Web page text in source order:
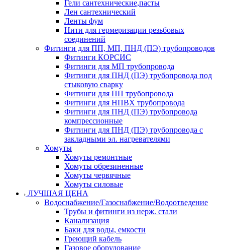
Гели сантехнические,пасты
Лен сантехнический
Ленты фум
Нити для гермеризации резьбовых
соединений
Фитинги для ПП, МП, ПНД (ПЭ) трубопроводов
Фитинги КОРСИС
Фитинги для МП трубопровода
Фитинги для ПНД (ПЭ) трубопровода под
стыковую сварку
Фитинги для ПП трубопровода
Фитинги для НПВХ трубопровода
Фитинги для ПНД (ПЭ) трубопровода
компрессионные
Фитинги для ПНД (ПЭ) трубопровода с
закладными эл. нагревателями
Хомуты
Хомуты ремонтные
Хомуты обрезиненные
Хомуты червячные
Хомуты силовые
ЛУЧШАЯ ЦЕНА
Водоснабжение/Газоснабжение/Водоотведение
Трубы и фитинги из нерж. стали
Канализация
Баки для воды, емкости
Греющий кабель
Газовое оборудование